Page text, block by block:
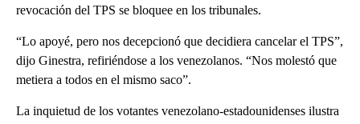
revocación del TPS se bloquee en los tribunales.
“Lo apoyé, pero nos decepcionó que decidiera cancelar el TPS”,
dijo Ginestra, refiriéndose a los venezolanos. “Nos molestó que
metiera a todos en el mismo saco”.
La inquietud de los votantes venezolano-estadounidenses ilustra